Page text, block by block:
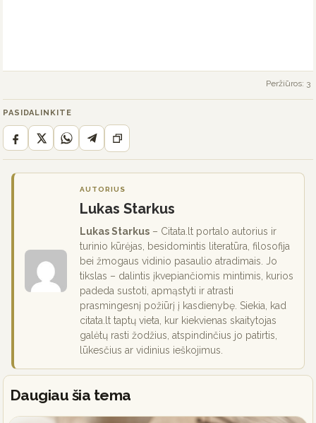
Peržiūros: 3
PASIDALINKITE
AUTORIUS
Lukas Starkus
Lukas Starkus – Citata.lt portalo autorius ir
turinio kūrėjas, besidomintis literatūra, filosofija
bei žmogaus vidinio pasaulio atradimais. Jo
tikslas – dalintis įkvepiančiomis mintimis, kurios
padeda sustoti, apmąstyti ir atrasti
prasmingesnį požiūrį į kasdienybę. Siekia, kad
citata.lt taptų vieta, kur kiekvienas skaitytojas
galėtų rasti žodžius, atspindinčius jo patirtis,
lūkesčius ar vidinius ieškojimus.
Daugiau šia tema